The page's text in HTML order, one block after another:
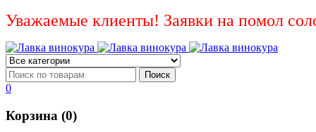
Уважаемые клиенты! Заявки на помол
0
Корзина (0)